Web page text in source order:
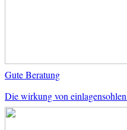
Gute Beratung
Die wirkung von